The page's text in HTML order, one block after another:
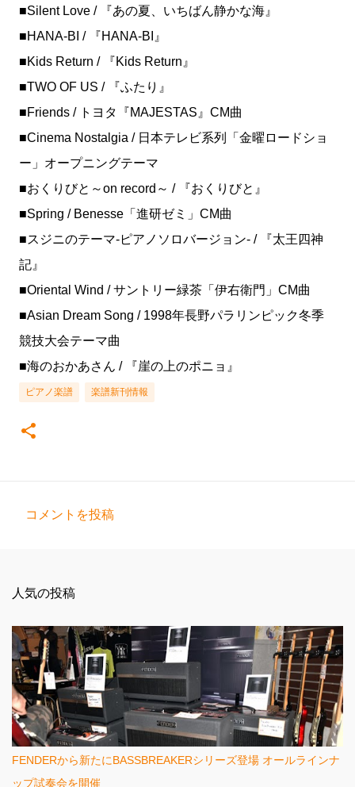
■Silent Love / 『あの夏、いちばん静かな海』
■HANA-BI / 『HANA-BI』
■Kids Return / 『Kids Return』
■TWO OF US / 『ふたり』
■Friends / トヨタ『MAJESTAS』CM曲
■Cinema Nostalgia / 日本テレビ系列「金曜ロードショ
ー」オープニングテーマ
■おくりびと～on record～ / 『おくりびと』
■Spring / Benesse「進研ゼミ」CM曲
■スジニのテーマ-ピアノソロバージョン- / 『太王四神
記』
■Oriental Wind / サントリー緑茶「伊右衛門」CM曲
■Asian Dream Song / 1998年長野パラリンピック冬季
競技大会テーマ曲
■海のおかあさん / 『崖の上のポニョ』
ピアノ楽譜 楽譜新刊情報
ト
コメントを投稿
人気の投稿
FENDERから新たにBASSBREAKERシリーズ登場 オールラインナ
ップ試奏会を開催